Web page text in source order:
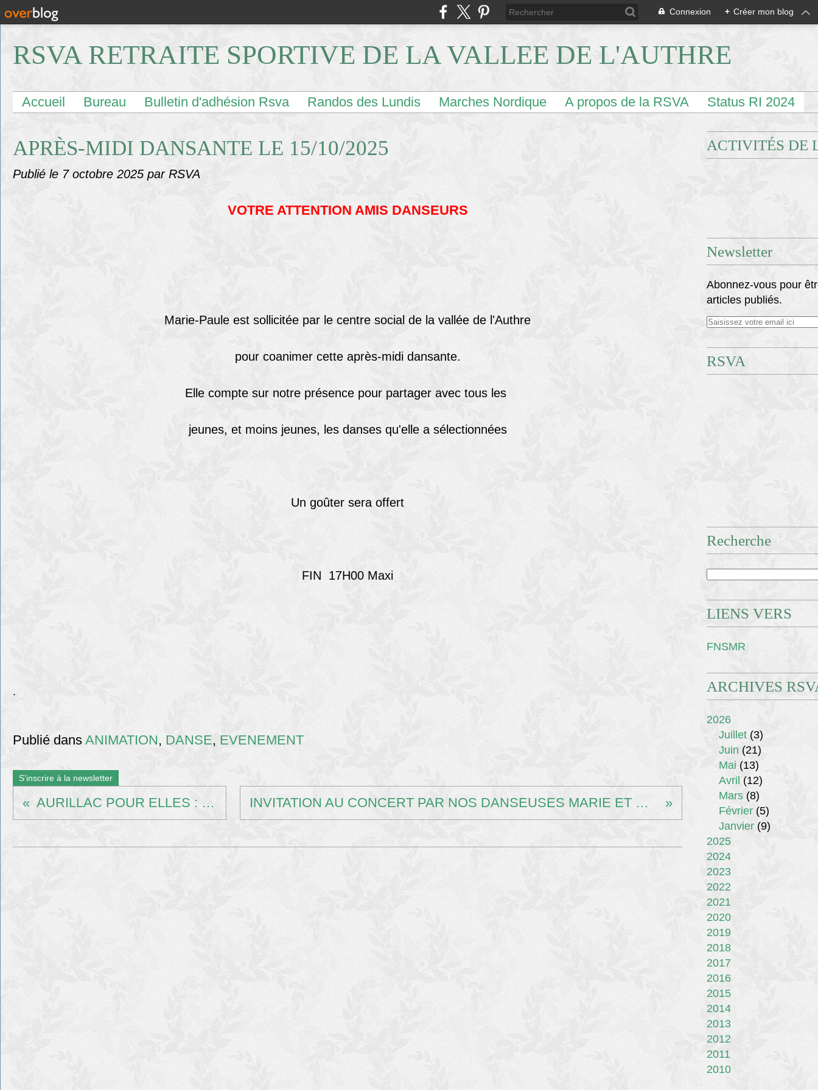
Connexion + Créer mon blog
RSVA RETRAITE SPORTIVE DE LA VALLEE DE L'AUTHRE
Accueil Bureau Bulletin d'adhésion Rsva Randos des Lundis Marches Nordique A propos de la RSVA Status RI 2024
APRÈS-MIDI DANSANTE LE 15/10/2025
Publié le 7 octobre 2025 par RSVA
VOTRE ATTENTION AMIS DANSEURS
Marie-Paule est sollicitée par le centre social de la vallée de l'Authre
pour coanimer cette après-midi dansante.
Elle compte sur notre présence pour partager avec tous les
jeunes, et moins jeunes, les danses qu'elle a sélectionnées
Un goûter sera offert
FIN 17H00 Maxi
.
Publié dans ANIMATION, DANSE, EVENEMENT
S'inscrire à la newsletter
AURILLAC POUR ELLES : 12/10/2025 INVITATION AU CONCERT PAR NOS DANSEUSES MARIE ET MARYSE : 12/10/2025
ACTIVITÉS DE
Newsletter
Abonnez-vous pour
articles publiés.
RSVA
Recherche
LIENS VERS
FNSMR
ARCHIVES
2026
Juillet (3)
Juin (21)
Mai (13)
Avril (12)
Mars (8)
Février (5)
Janvier (9)
2025
2024
2023
2022
2021
2020
2019
2018
2017
2016
2015
2014
2013
2012
2011
2010